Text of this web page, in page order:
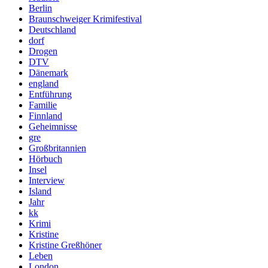
Berlin
Braunschweiger Krimifestival
Deutschland
dorf
Drogen
DTV
Dänemark
england
Entführung
Familie
Finnland
Geheimnisse
gre
Großbritannien
Hörbuch
Insel
Interview
Island
Jahr
kk
Krimi
Kristine
Kristine Greßhöner
Leben